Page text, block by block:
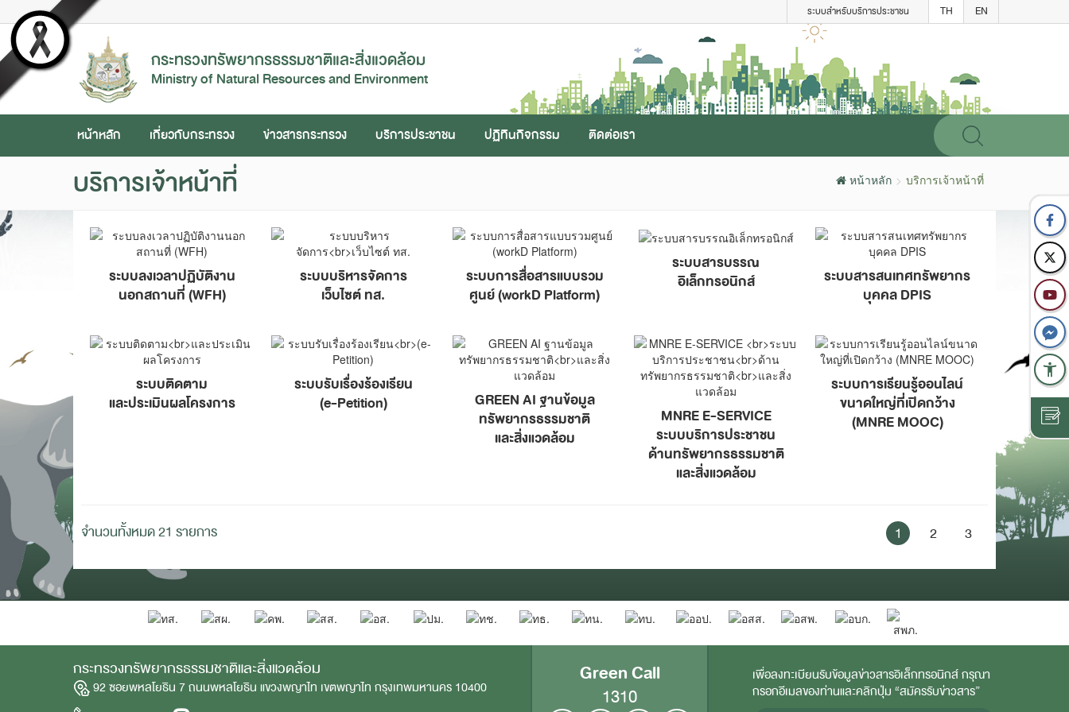
ระบบสำหรับบริการประชาชน TH EN
กระทรวงทรัพยากรธรรมชาติและสิ่งแวดล้อม
Ministry of Natural Resources and Environment
หน้าหลัก เกี่ยวกับกระทรวง ข่าวสารกระทรวง บริการประชาชน ปฏิทินกิจกรรม ติดต่อเรา
บริการเจ้าหน้าที่ หน้าหลัก บริการเจ้าหน้าที่
ระบบลงเวลาปฏิบัติงาน
นอกสถานที่ (WFH)
ระบบบริหารจัดการ
เว็บไซต์ ทส.
ระบบการสื่อสารแบบรวม
ศูนย์ (workD Platform)
ระบบสารบรรณ
อิเล็กทรอนิกส์
ระบบสารสนเทศทรัพยากร
บุคคล DPIS
ระบบติดตาม
และประเมินผลโครงการ
ระบบรับเรื่องร้องเรียน
(e-Petition)
GREEN AI ฐานข้อมูล
ทรัพยากรธรรมชาติ
และสิ่งแวดล้อม
MNRE E-SERVICE
ระบบบริการประชาชน
ด้านทรัพยากรธรรมชาติ
และสิ่งแวดล้อม
ระบบการเรียนรู้ออนไลน์
ขนาดใหญ่ที่เปิดกว้าง
(MNRE MOOC)
จำนวนทั้งหมด 21 รายการ 1 2 3
กระทรวงทรัพยากรธรรมชาติและสิ่งแวดล้อม
92 ซอยพหลโยธิน 7 ถนนพหลโยธิน แขวงพญาไท เขตพญาไท กรุงเทพมหานคร 10400
Green Call
1310
เพื่อลงทะเบียนรับข้อมูลข่าวสารอิเล็กทรอนิกส์ กรุณา
กรอกอีเมลของท่านและคลิกปุ่ม “สมัครรับข่าวสาร”